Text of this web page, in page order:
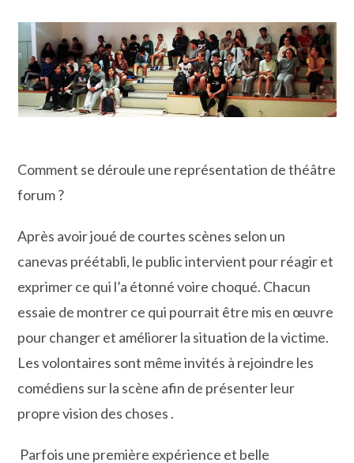
Comment se déroule une représentation de théâtre
forum ?
Après avoir joué de courtes scènes selon un
canevas préétabli, le public intervient pour réagir et
exprimer ce qui l’a étonné voire choqué. Chacun
essaie de montrer ce qui pourrait être mis en œuvre
pour changer et améliorer la situation de la victime.
Les volontaires sont même invités à rejoindre les
comédiens sur la scène afin de présenter leur
propre vision des choses .
Parfois une première expérience et belle